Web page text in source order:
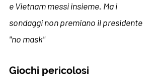
e Vietnam messi insieme. Ma i
sondaggi non premiano il presidente
"no mask"
Giochi pericolosi